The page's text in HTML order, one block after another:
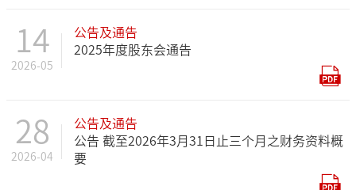
14
2026-05
公告及通告
2025年度股东会通告
28
2026-04
公告及通告
公告 截至2026年3月31日止三个月之财务资料概
要